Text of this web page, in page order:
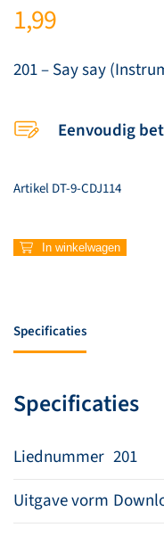
1,99
201 – Say say
Eenvoudig
ArtikelDT-9-CDJ114
201
(Instrumentaal)
aantal
In winkelwagen
Specificaties
Specificaties
Liednummer 201
Uitgave vorm